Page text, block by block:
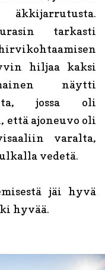
tarkasti
hiljaa kaksi
näytti
jossa oli
että ajoneuvo oli
varalta,
vedetä.
jäi hyvä
hyvää.